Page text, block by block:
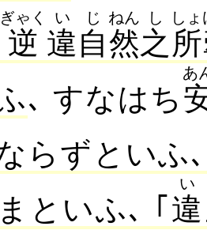
逆
ぎゃく
違
い
自
じ
然
ねん
之
し し
､ すなはち
あ
らずといふ
といふ､ ｢ 違
い